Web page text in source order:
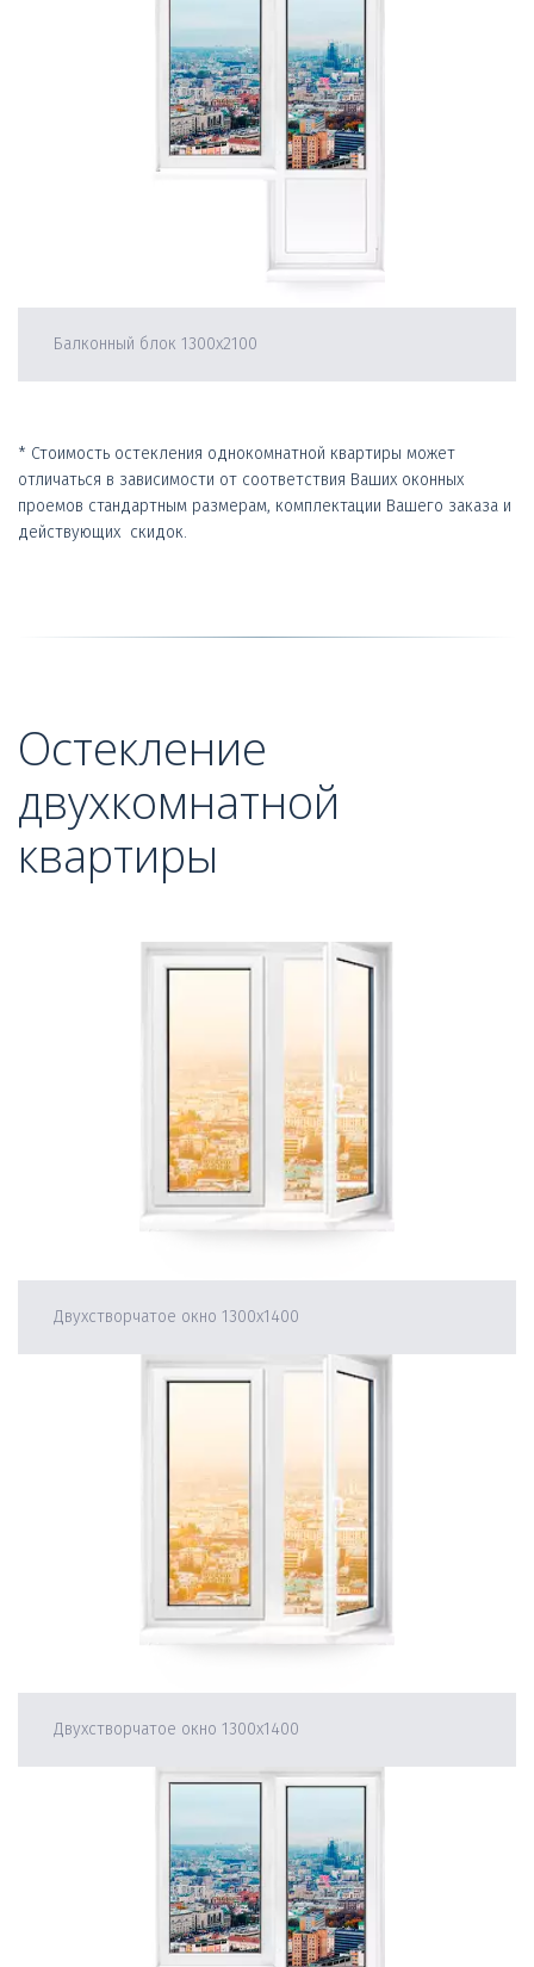
Балконный блок 1300х2100
* Стоимость остекления однокомнатной квартиры может
отличаться в зависимости от соответствия Ваших оконных
проемов стандартным размерам, комплектации Вашего заказа и
действующих  скидок.
Остекление
двухкомнатной
квартиры
Двухстворчатое окно 1300х1400
Двухстворчатое окно 1300х1400